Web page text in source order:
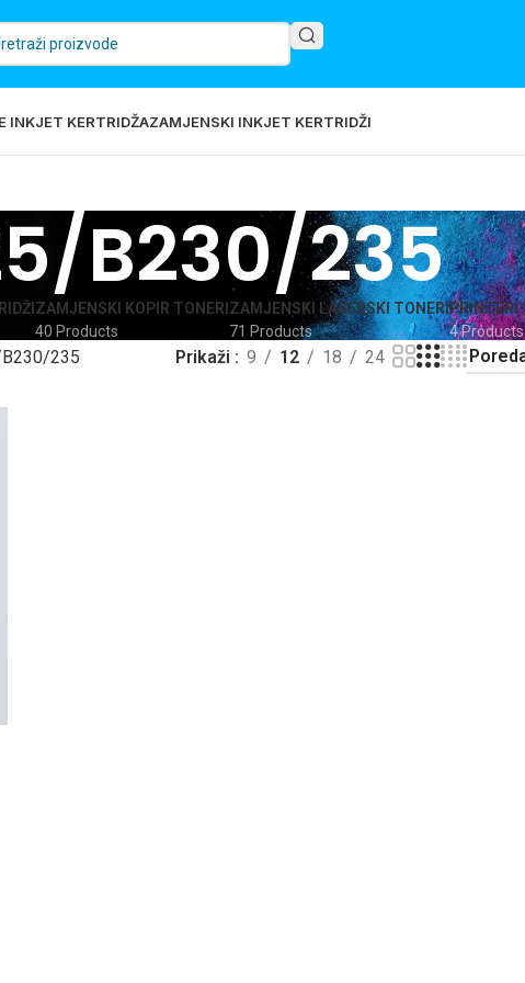
INKJET KERTRIDŽAZAMJENSKI INKJET KERTRIDŽI
B230/235
ZAMJENSKI KOPIR TONERI
40 Products
ZAMJENSKI LASERSKI TONERI
71 Products
PRINTERI
4 Products
235 Prikaži 9 12 18 24